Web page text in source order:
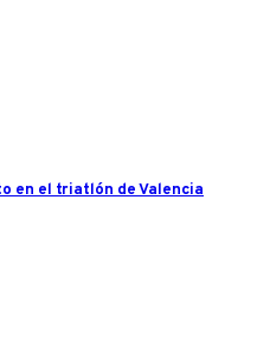
en el triatlón de Valencia